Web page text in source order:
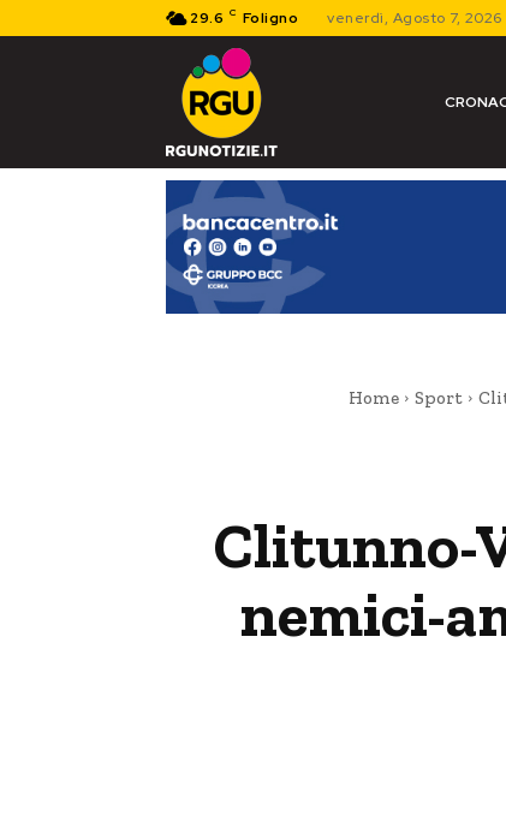
29.6 C Foligno venerdì, Agosto 7, 2026
Home Sport
Clitunno-
nemici-